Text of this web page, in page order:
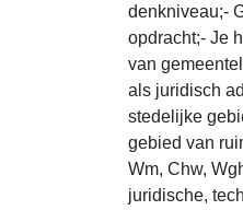
denkniveau;-
opdracht;- Je
van
als juridisch
stedelijke
gebied van
Wm, Chw,
juridische,